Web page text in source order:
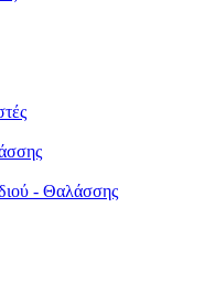
- Θαλάσσης